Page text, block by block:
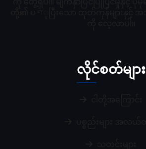
လိုင်စတ်များ